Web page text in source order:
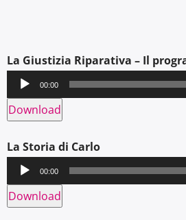
La Giustizia Riparativa – Il
Audio
Player
00:00
Download
La Storia di Carlo
Audio
Player
00:00
Download